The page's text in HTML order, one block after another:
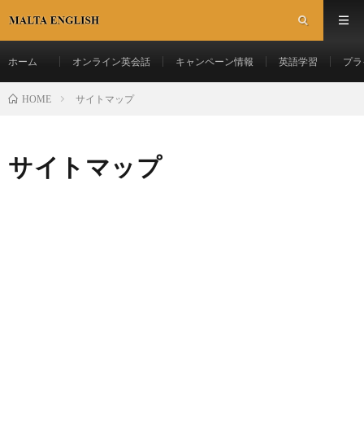
ホーム オンライン英会話 キャンペーン情報 英語学習 プ
HOME サイトマップ
サイトマップ